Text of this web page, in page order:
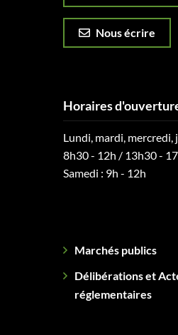
Nous écrire
Horaires
Lundi, mardi, mercredi,
8h30 - 12h / 13h30 -
Samedi : 9h - 12h
Marchés publics
Délibérations et
réglementaires